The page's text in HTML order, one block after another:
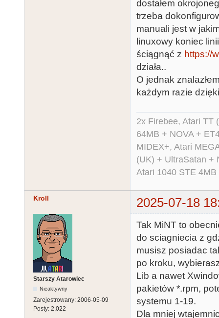
dostałem
trzeba
manuali jest w
linuxowy koniec
ściągnąć z https://
działa..
O jednak
każdym razie
2x Firebee, Atari TT
64MB + NOVA +
MIDEX+, Atari
(UK) + UltraSatan +
Atari 1040 STE
Kroll 2025-07-18
Starszy Atarowiec
Nieaktywny
Zarejestrowany: 2006-05-09
Posty: 2,022
Tak MiNT to
do sciagniecia z
musisz posiadac
po kroku,
Lib a nawet
pakietów *.rpm,
systemu 1-19.
Dla mniej